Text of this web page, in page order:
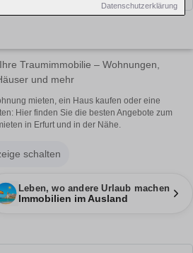
Datenschutzerklärung
Traumimmobilie – Wohnungen,
und mehr
mieten, ein Haus kaufen oder eine
Hier finden Sie die besten Angebote zum
in Erfurt und in der Nähe.
schalten
Leben, wo andere Urlaub machen
Immobilien im Ausland